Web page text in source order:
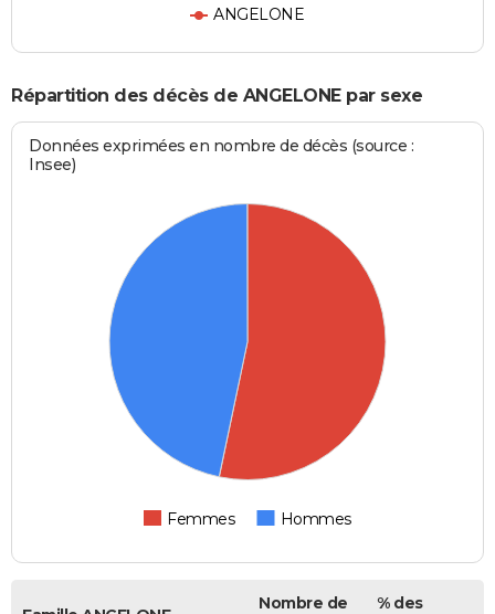
ANGELONE
Répartition des décès de ANGELONE par sexe
Données exprimées en nombre de décès (source :
Insee)
Femmes Hommes
Nombre de
% des